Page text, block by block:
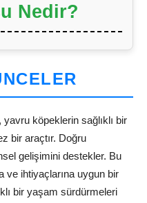
Nedir?
, yavru köpeklerin sağlıklı bir
bir araçtır. Doğru
gelişimini destekler. Bu
ve ihtiyaçlarına uygun bir
bir yaşam sürdürmeleri